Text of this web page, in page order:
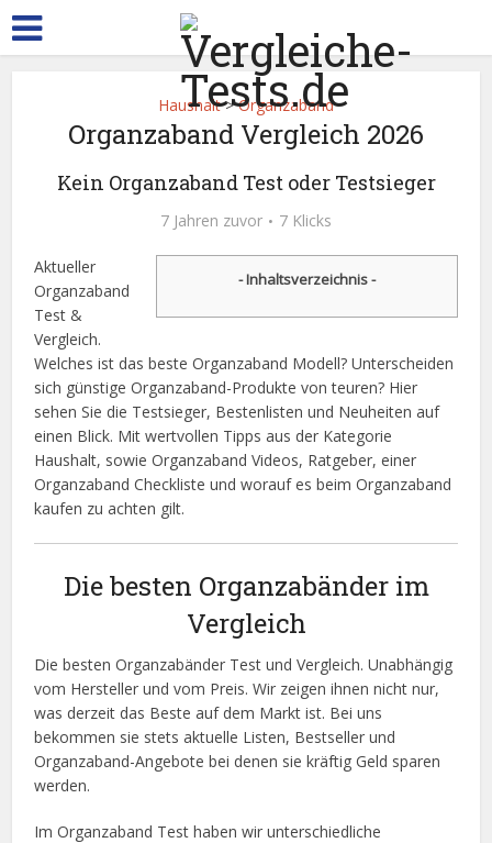
Haushalt>Organzaband
Organzaband Vergleich 2026
Kein Organzaband Test oder Testsieger
7 Jahren zuvor 7 Klicks
- Inhaltsverzeichnis -
Aktueller
Organzaband
Test &
Vergleich.
Welches ist das beste Organzaband Modell? Unterscheiden
sich günstige Organzaband-Produkte von teuren? Hier
sehen Sie die Testsieger, Bestenlisten und Neuheiten auf
einen Blick. Mit wertvollen Tipps aus der Kategorie
Haushalt, sowie Organzaband Videos, Ratgeber, einer
Organzaband Checkliste und worauf es beim Organzaband
kaufen zu achten gilt.
Die besten Organzabänder im
Vergleich
Die besten Organzabänder Test und Vergleich. Unabhängig
vom Hersteller und vom Preis. Wir zeigen ihnen nicht nur,
was derzeit das Beste auf dem Markt ist. Bei uns
bekommen sie stets aktuelle Listen, Bestseller und
Organzaband-Angebote bei denen sie kräftig Geld sparen
werden.
Im Organzaband Test haben wir unterschiedliche